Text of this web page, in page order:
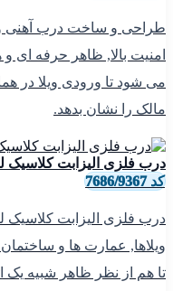
طراحی و ساخت درب آهنی
امنیت بالا, ظاهر حرفه ای
می شود تا ورودی ویلا در
مالک را نشان بدهد.
درب فلزی الیزابت
کد 7686/9367
درب فلزی الیزابت کلاسیک
ویلاها, عمارت ها و
تا هم از نظر ظاهر شبیه یک